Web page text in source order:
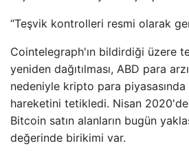
“Teşvik kontrolleri resmi olarak
Cointelegraph'ın bildirdiği üzere
yeniden dağıtılması, ABD para
nedeniyle kripto para
hareketini tetikledi. Nisan
Bitcoin satın alanların bugün
değerinde birikimi var.